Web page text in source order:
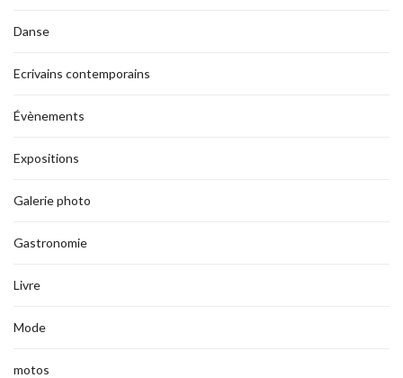
Danse
Ecrivains contemporains
Évènements
Expositions
Galerie photo
Gastronomie
Livre
Mode
motos